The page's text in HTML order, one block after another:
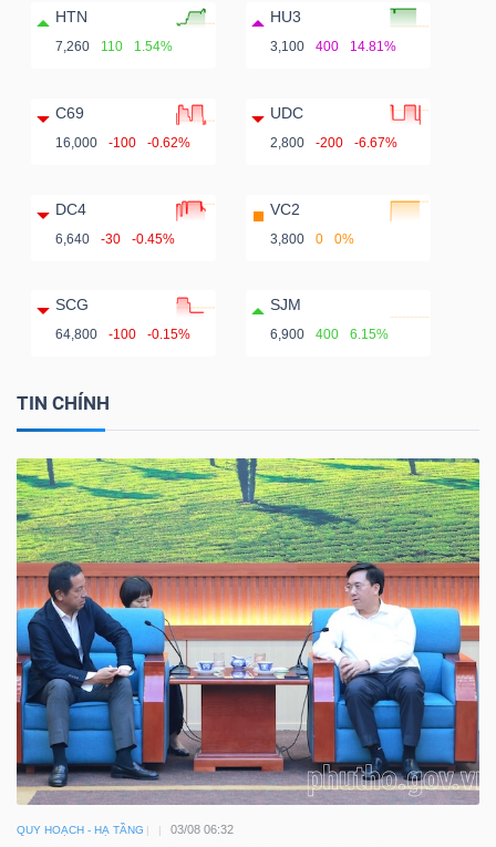
HTN
7,260 110 1.54%
HU3
3,100 400 14.81%
C69
16,000 -100 -0.62%
UDC
2,800 -200 -6.67%
DC4
6,640 -30 -0.45%
VC2
3,800 0 0%
SCG
64,800 -100 -0.15%
SJM
6,900 400 6.15%
TIN CHÍNH
QUY HOẠCH - HẠ TẦNG 03/08 06:32